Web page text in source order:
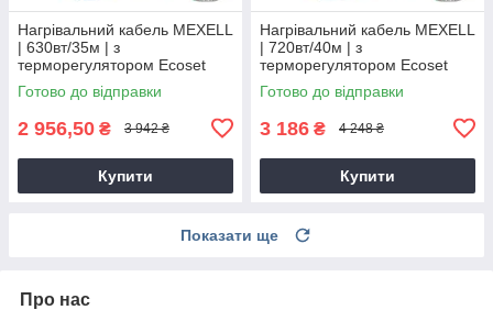
Нагрівальний кабель MEXELL
| 630вт/35м | з
терморегулятором Ecoset
PWT-002
Готово до відправки
2 956,50 ₴ 3 942 ₴
Купити
Нагрівальний кабель MEXELL
| 720вт/40м | з
терморегулятором Ecoset
PWT-002
Готово до відправки
3 186 ₴ 4 248 ₴
Купити
Показати ще
Про нас